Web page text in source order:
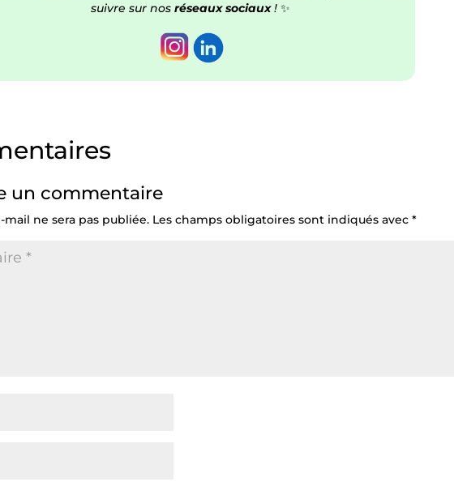
suivre sur nosréseaux sociaux! ✨
un commentaire
mail ne sera pas publiée. Les champs obligatoires sont indiqués avec*